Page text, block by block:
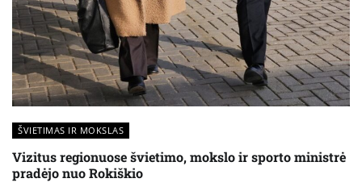
ŠVIETIMAS IR MOKSLAS
Vizitus regionuose švietimo, mokslo ir sporto ministrė
pradėjo nuo Rokiškio